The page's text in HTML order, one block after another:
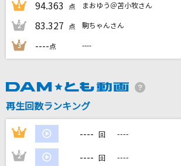
カラオケ最新情報をチェック！
カラオケをもっと楽しもう！
1 94.363 点 まおゆう＠苫小牧さん
2 83.327 点 駒ちゃんさん
3 ----点 ----
再生回数ランキング
1 ---- 回 ----
2 ---- 回 ----